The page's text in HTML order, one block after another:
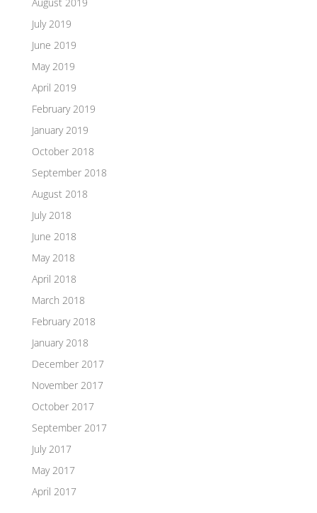
August 2019
July 2019
June 2019
May 2019
April 2019
February 2019
January 2019
October 2018
September 2018
August 2018
July 2018
June 2018
May 2018
April 2018
March 2018
February 2018
January 2018
December 2017
November 2017
October 2017
September 2017
July 2017
May 2017
April 2017